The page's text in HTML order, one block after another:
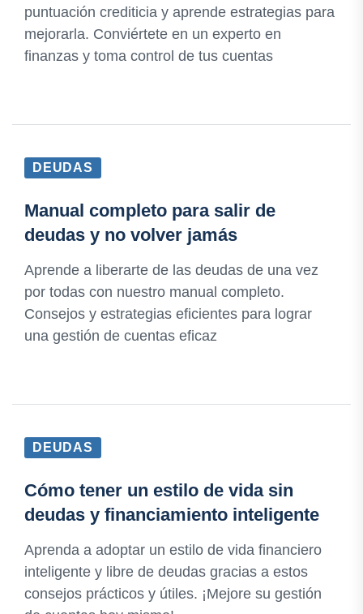
puntuación crediticia y aprende estrategias para
mejorarla. Conviértete en un experto en
finanzas y toma control de tus cuentas
DEUDAS
Manual completo para salir de
deudas y no volver jamás
Aprende a liberarte de las deudas de una vez
por todas con nuestro manual completo.
Consejos y estrategias eficientes para lograr
una gestión de cuentas eficaz
DEUDAS
Cómo tener un estilo de vida sin
deudas y financiamiento inteligente
Aprenda a adoptar un estilo de vida financiero
inteligente y libre de deudas gracias a estos
consejos prácticos y útiles. ¡Mejore su gestión